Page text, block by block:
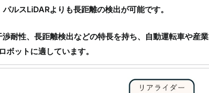
ルスLiDARよりも長距離の検出が可能です。
耐性、長距離検出などの特長を持ち、自動運転車や産業
ットに適しています。